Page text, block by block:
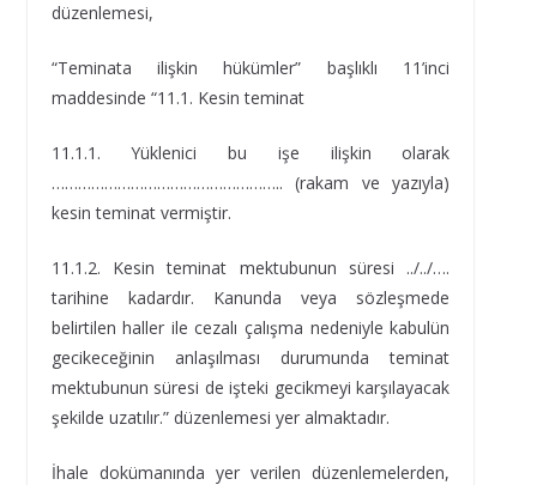
düzenlemesi,
“Teminata ilişkin hükümler” başlıklı 11’inci
maddesinde “11.1. Kesin teminat
11.1.1. Yüklenici bu işe ilişkin olarak
…………………………………………….. (rakam ve yazıyla)
kesin teminat vermiştir.
11.1.2. Kesin teminat mektubunun süresi ../../….
tarihine kadardır. Kanunda veya sözleşmede
belirtilen haller ile cezalı çalışma nedeniyle kabulün
gecikeceğinin anlaşılması durumunda teminat
mektubunun süresi de işteki gecikmeyi karşılayacak
şekilde uzatılır.” düzenlemesi yer almaktadır.
İhale dokümanında yer verilen düzenlemelerden,